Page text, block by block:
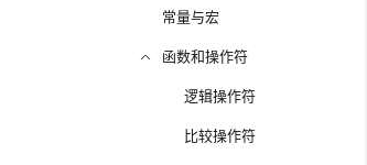
常量与宏
函数和操作符
逻辑操作符
比较操作符